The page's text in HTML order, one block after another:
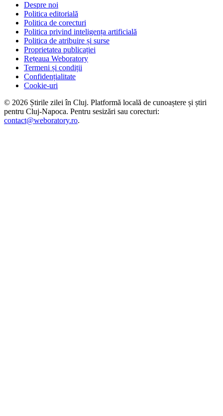
Despre noi
Politica editorială
Politica de corecturi
Politica privind inteligența artificială
Politica de atribuire și surse
Proprietatea publicației
Rețeaua Weboratory
Termeni și condiții
Confidențialitate
Cookie-uri
© 2026 Știrile zilei în Cluj. Platformă locală de cunoaștere și știri
pentru Cluj-Napoca. Pentru sesizări sau corecturi:
contact@weboratory.ro.